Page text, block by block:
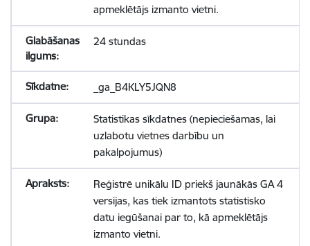
apmeklētājs izmanto vietni.
24 stundas
_ga_B4KLY5JQN8
Statistikas sīkdatnes (nepieciešamas, lai
uzlabotu vietnes darbību un
pakalpojumus)
Reģistrē unikālu ID priekš jaunākās GA 4
versijas, kas tiek izmantots statistisko
datu iegūšanai par to, kā apmeklētājs
izmanto vietni.